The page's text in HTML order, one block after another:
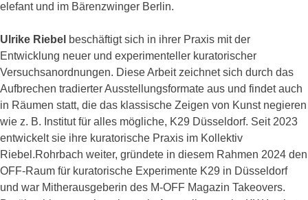
elefant und im Bärenzwinger Berlin.
Ulrike Riebel beschäftigt sich in ihrer Praxis mit der
Entwicklung neuer und experimenteller kuratorischer
Versuchsanordnungen. Diese Arbeit zeichnet sich durch das
Aufbrechen tradierter Ausstellungsformate aus und findet auch
in Räumen statt, die das klassische Zeigen von Kunst negieren
wie z. B. Institut für alles mögliche, K29 Düsseldorf. Seit 2023
entwickelt sie ihre kuratorische Praxis im Kollektiv
Riebel.Rohrbach weiter, gründete in diesem Rahmen 2024 den
OFF-Raum für kuratorische Experimente K29 in Düsseldorf
und war Mitherausgeberin des M-OFF Magazin Takeovers.